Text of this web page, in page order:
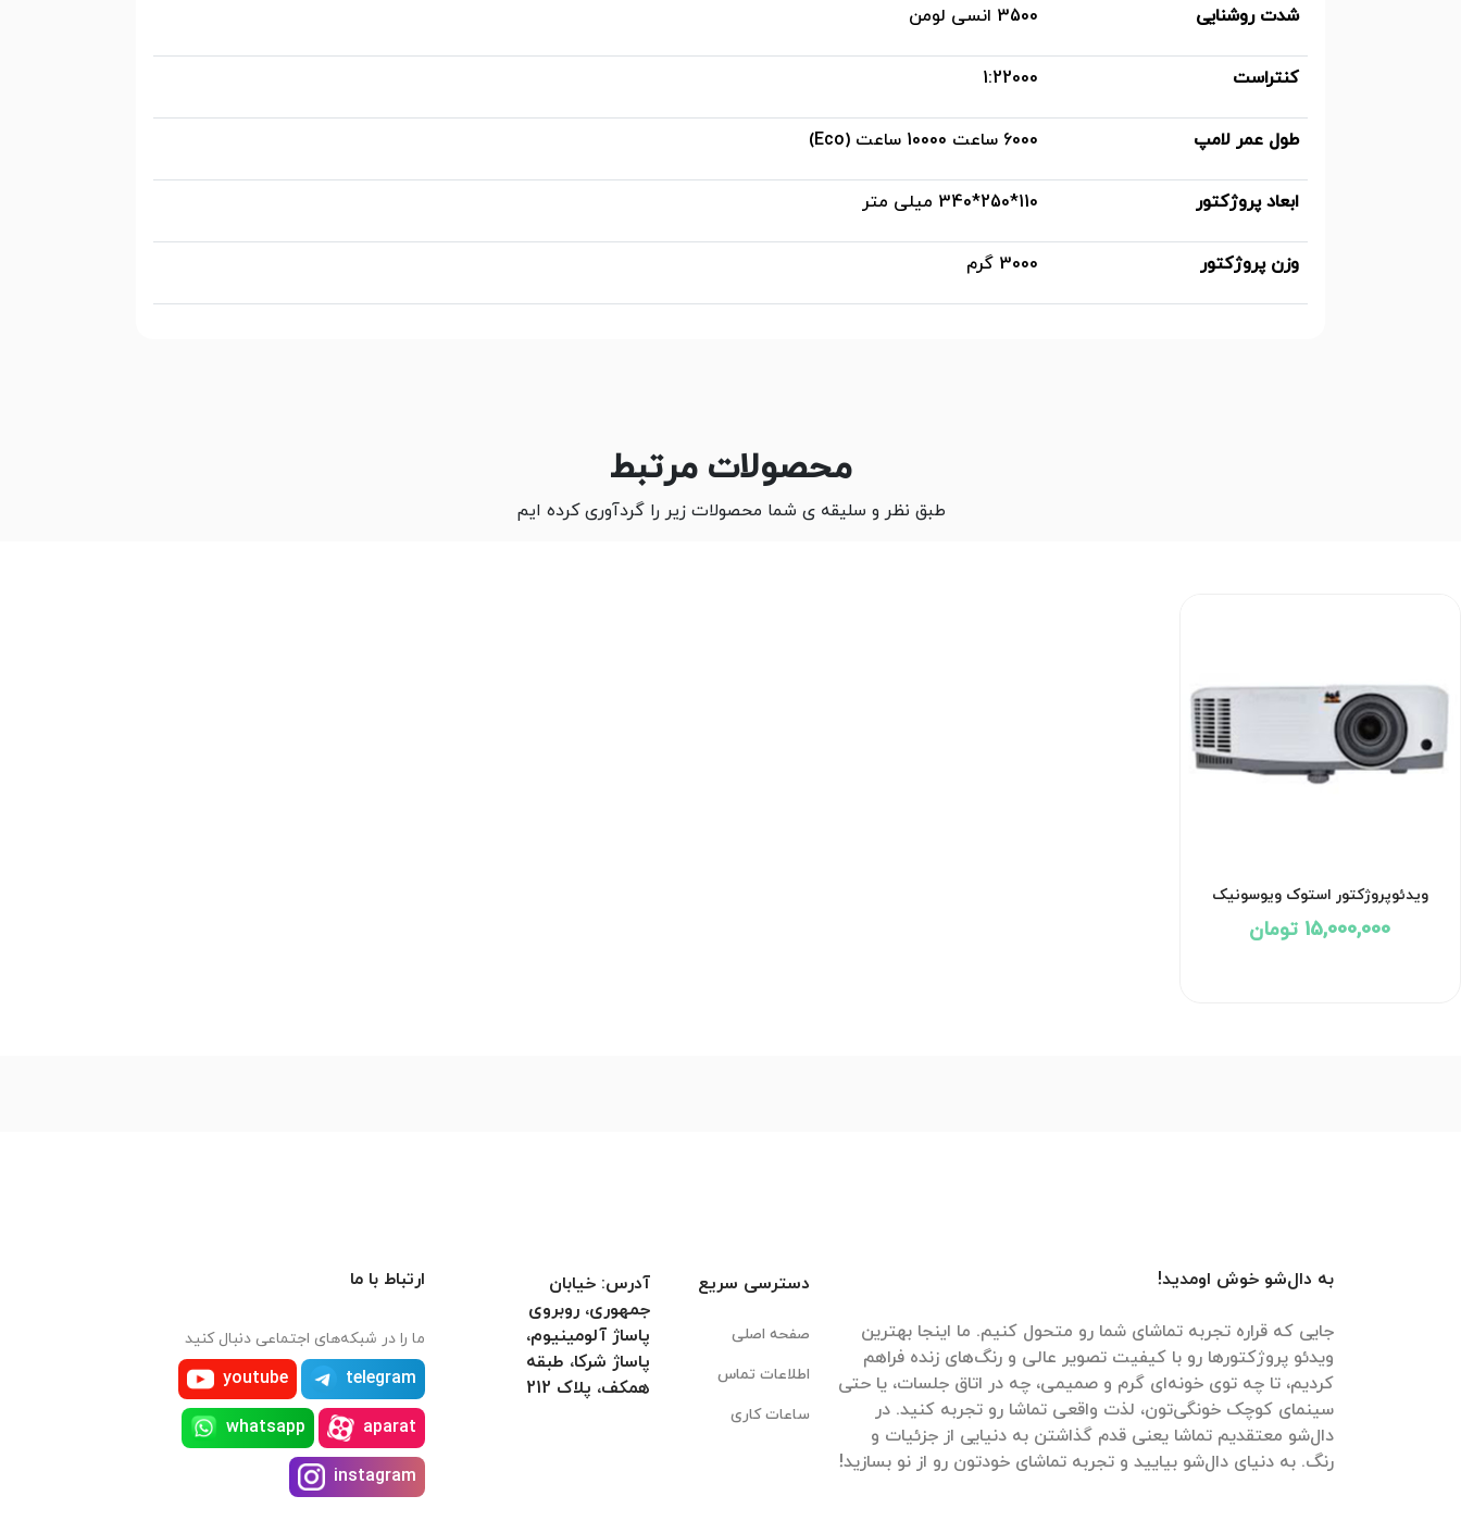
شدت روشنایی
3500 انسی لومن
کنتراست 1:22000
طول عمر لامپ 6000 ساعت 10000 ساعت (Eco)
ابعاد پروژکتور 110*250*340 میلی متر
وزن پروژکتور 3000 گرم
محصولات مرتبط
طبق نظر و سلیقه ی شما محصولات زیر را گردآوری کرده ایم
ویدئوپروژکتور استوک ویوسونیک
VIEWSONIC PA503W
15,000,000 تومان
به دال‌شو خوش اومدید!
جایی که قراره تجربه تماشای شما رو متحول کنیم. ما اینجا بهترین
ویدئو پروژکتورها رو با کیفیت تصویر عالی و رنگ‌های زنده فراهم
کردیم، تا چه توی خونه‌ای گرم و صمیمی، چه در اتاق جلسات، یا حتی
سینمای کوچک خونگی‌تون، لذت واقعی تماشا رو تجربه کنید. در
دال‌شو معتقدیم تماشا یعنی قدم گذاشتن به دنیایی از جزئیات و
رنگ. به دنیای دال‌شو بیایید و تجربه تماشای خودتون رو از نو بسازید!
دسترسی سریع
صفحه اصلی
اطلاعات تماس
ساعات کاری
آدرس: خیابان
جمهوری، روبروی
پاساژ آلومینیوم،
پاساژ شرکا، طبقه
همکف، پلاک 212
ارتباط با ما
ما را در شبکه‌های اجتماعی دنبال کنید
telegram
youtube
aparat
whatsapp
instagram